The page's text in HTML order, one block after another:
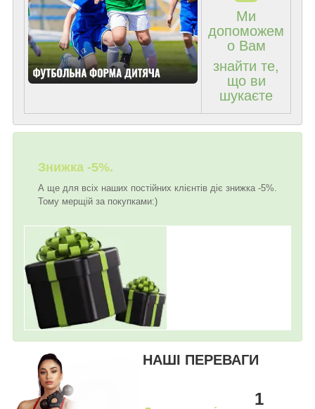
Ми
допоможем
о Вам
знайти те,
що ви
шукаєте
Знижка -5%.
А ще для всіх наших постійних клієнтів діє знижка -5%.
Тому мерщій за покупками:)
НАШІ ПЕРЕВАГИ
1